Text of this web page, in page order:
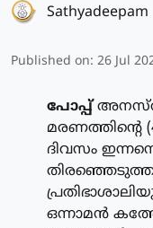
Sathyadeepam
Published on: 26 Jul
പോപ്പ്
മരണത്തിന്റെ
ദിവസം
ഒന്നാമന്‍